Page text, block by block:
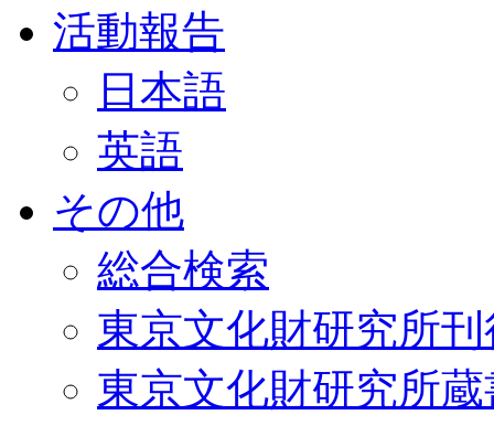
活動報告
日本語
英語
その他
総合検索
東京文化財研究所
東京文化財研究所